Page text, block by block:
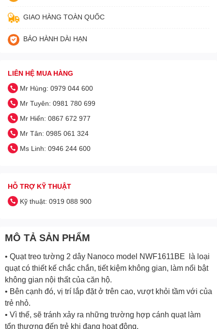
GIAO HÀNG TOÀN QUỐC
BẢO HÀNH DÀI HẠN
LIÊN HỆ MUA HÀNG
Mr Hùng: 0979 044 600
Mr Tuyên: 0981 780 699
Mr Hiển: 0867 672 977
Mr Tân: 0985 061 324
Ms Linh: 0946 244 600
HỖ TRỢ KỸ THUẬT
Kỹ thuật: 0919 088 900
MÔ TẢ SẢN PHẨM
• Quạt treo tường 2 dây Nanoco model NWF1611BE là loại
quạt có thiết kế chắc chắn, tiết kiệm không gian, làm nổi bật
không gian nội thất của căn hộ.
• Bên cạnh đó, vị trí lắp đặt ở trên cao, vượt khỏi tầm với của
trẻ nhỏ.
• Vì thế, sẽ tránh xảy ra những trường hợp cánh quạt làm
tổn thương đến trẻ khi đang hoạt động.